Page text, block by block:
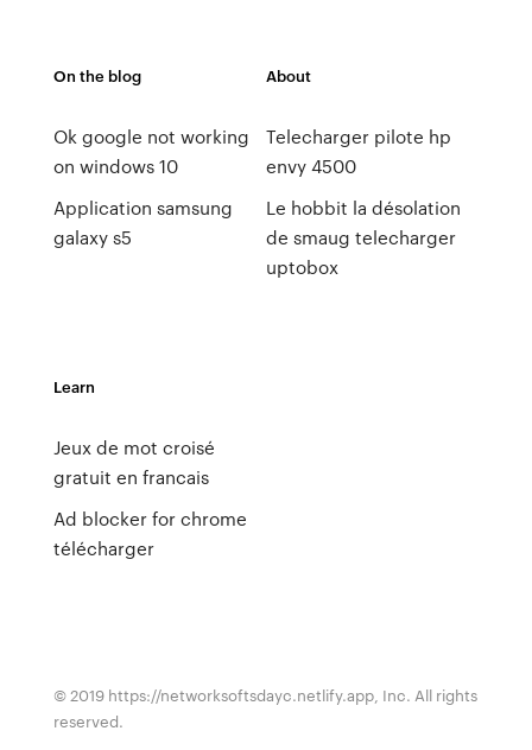
On the blog
Ok google not working
on windows 10
Application samsung
galaxy s5
About
Telecharger pilote hp
envy 4500
Le hobbit la désolation
de smaug telecharger
uptobox
Learn
Jeux de mot croisé
gratuit en francais
Ad blocker for chrome
télécharger
© 2019 https://networksoftsdayc.netlify.app, Inc. All rights
reserved.